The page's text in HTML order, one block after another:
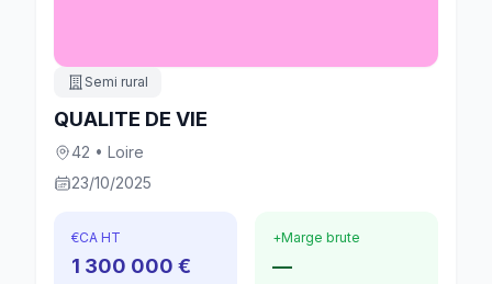
Semi rural
QUALITE DE VIE
42 • Loire
23/10/2025
€CA HT
1 300 000 €
+Marge brute
—